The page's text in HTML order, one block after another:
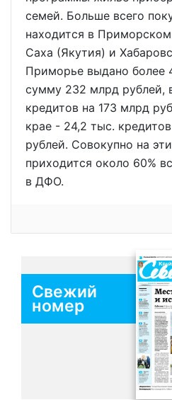
семей. Больше всего
находится в
Саха (Якутия) и
Приморье выдано более
сумму 232 млрд рублей,
кредитов на 173 млрд
крае - 24,2 тыс.
рублей. Совокупно на
приходится около 60%
в ДФО.
Свежий
номер